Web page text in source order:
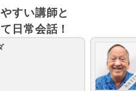
すい講師と
日常会話！